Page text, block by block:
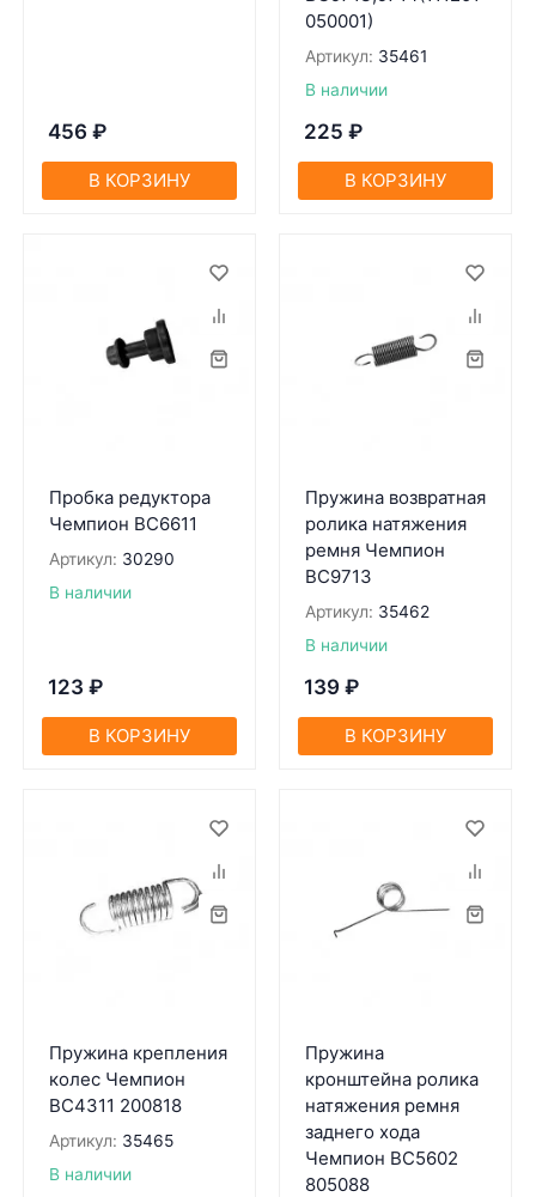
456 ₽
В КОРЗИНУ
050001)
Артикул: 35461
В наличии
225 ₽
В КОРЗИНУ
Пробка редуктора
Чемпион BC6611
Артикул: 30290
В наличии
123 ₽
В КОРЗИНУ
Пружина возвратная
ролика натяжения
ремня Чемпион
BC9713
Артикул: 35462
В наличии
139 ₽
В КОРЗИНУ
Пружина крепления
колес Чемпион
BC4311 200818
Артикул: 35465
В наличии
Пружина
кронштейна ролика
натяжения ремня
заднего хода
Чемпион BC5602
805088